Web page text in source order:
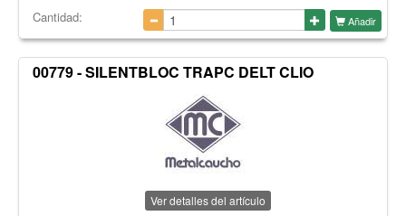
Cantidad: Añadir
00779 - SILENTBLOC TRAPC DELT CLIO
Ver detalles del artículo